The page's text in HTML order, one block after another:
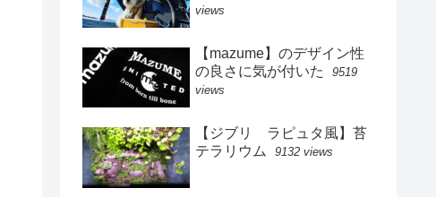
views
【mazume】のデザイン性
の良さに気が付いた
9519
views
【ジブリ ラピュタ風】苔
テラリウム
9132 views